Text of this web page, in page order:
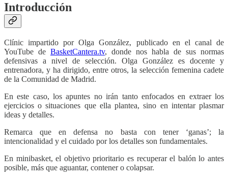
Introducción
Clínic impartido por Olga González, publicado en el canal de
YouTube de BasketCantera.tv, donde nos habla de sus normas
defensivas a nivel de selección. Olga González es docente y
entrenadora, y ha dirigido, entre otros, la selección femenina cadete
de la Comunidad de Madrid.
En este caso, los apuntes no irán tanto enfocados en extraer los
ejercicios o situaciones que ella plantea, sino en intentar plasmar
ideas y detalles.
Remarca que en defensa no basta con tener ‘ganas’; la
intencionalidad y el cuidado por los detalles son fundamentales.
En minibasket, el objetivo prioritario es recuperar el balón lo antes
posible, más que aguantar, contener o colapsar.